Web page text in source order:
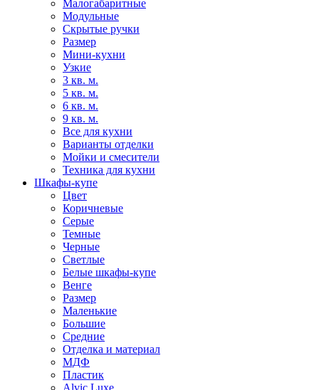
Малогабаритные
Модульные
Скрытые ручки
Размер
Мини-кухни
Узкие
3 кв. м.
5 кв. м.
6 кв. м.
9 кв. м.
Все для кухни
Варианты отделки
Мойки и смесители
Техника для кухни
Шкафы-купе
Цвет
Коричневые
Серые
Темные
Черные
Светлые
Белые шкафы-купе
Венге
Размер
Маленькие
Большие
Средние
Отделка и материал
МДФ
Пластик
Alvic Luxe